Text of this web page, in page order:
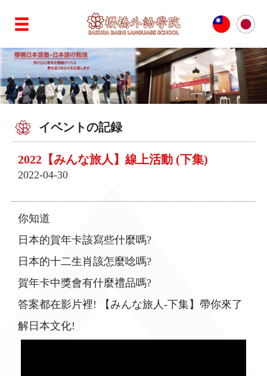
イベントの記録
2022【みんな旅人】線上活動 (下集)
2022-04-30
你知道
日本的賀年卡該寫些什麼嗎?
日本的十二生肖該怎麼唸嗎?
賀年卡中獎會有什麼禮品嗎?
答案都在影片裡! 【みんな旅人-下集】帶你來了
解日本文化!